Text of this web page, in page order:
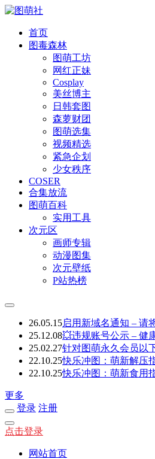
首页
图毒森林
图萌工坊
网红正妹
Cosplay
美丝博主
日韩套图
森萝财团
图萌选集
视频精选
紧急企划
少女秩序
COSER
合集放流
图萌百科
实用工具
次元区
画师专辑
动漫图集
次元壁纸
P站热榜
26.05.15启用新域名通知 – 请
25.12.08💥违规账号公示 – 健
25.02.27针对图萌永久会员以
22.10.25快乐冲图：萌新解压
22.10.25快乐冲图：萌新食用
更多
登录 注册
点击登录
网站首页